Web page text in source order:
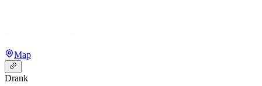
Map
Drank